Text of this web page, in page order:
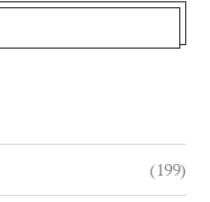
(199)